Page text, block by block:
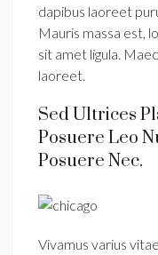
dapibus laoreet
Mauris massa est,
sit amet ligula.
laoreet.
Sed Ultrices
Posuere Leo
Posuere Nec.
Vivamus varius